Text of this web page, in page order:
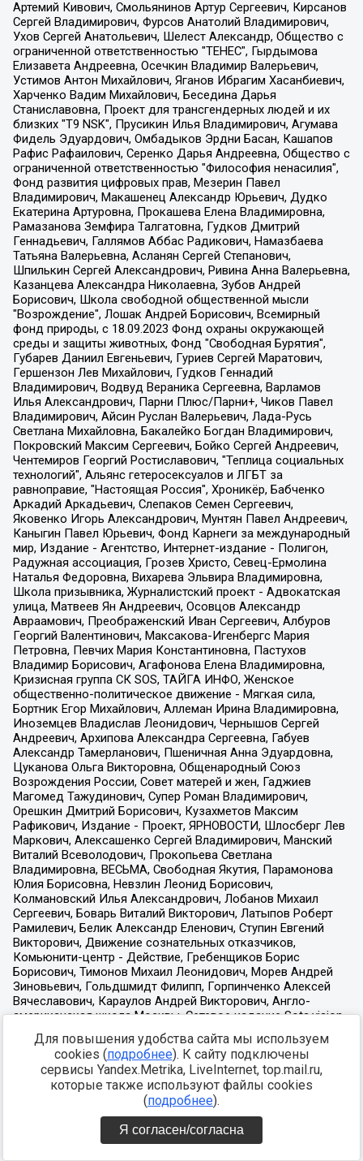
Для повышения удобства сайта мы используем
cookies (подробнее). К сайту подключены
сервисы Yandex.Metrika, LiveInternet, top.mail.ru,
которые также используют файлы cookies
(подробнее).
Я согласен/согласна